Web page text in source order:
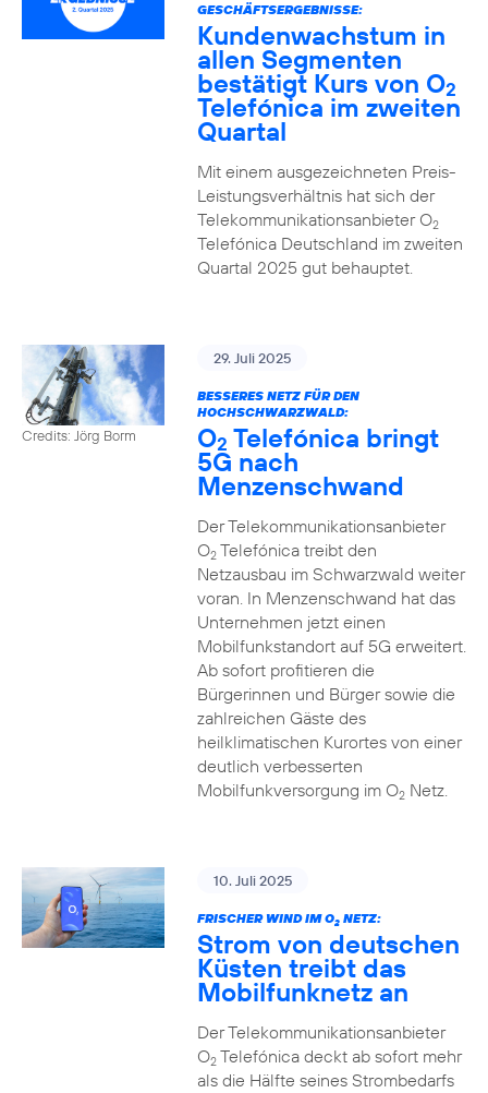
GESCHÄFTSERGEBNISSE:
Kundenwachstum in
allen Segmenten
bestätigt Kurs von O2
Telefónica im zweiten
Quartal
Mit einem ausgezeichneten Preis-
Leistungsverhältnis hat sich der
Telekommunikationsanbieter O2
Telefónica Deutschland im zweiten
Quartal 2025 gut behauptet.
Credits: Jörg Borm
29. Juli 2025
BESSERES NETZ FÜR DEN
HOCHSCHWARZWALD:
O2 Telefónica bringt
5G nach
Menzenschwand
Der Telekommunikationsanbieter
O2Telefónica treibt den
Netzausbau im Schwarzwald weiter
voran. In Menzenschwand hat das
Unternehmen jetzt einen
Mobilfunkstandort auf 5G erweitert.
Ab sofort profitieren die
Bürgerinnen und Bürger sowie die
zahlreichen Gäste des
heilklimatischen Kurortes von einer
deutlich verbesserten
Mobilfunkversorgung im O2Netz.
10. Juli 2025
FRISCHER WIND IM O2NETZ:
Strom von deutschen
Küsten treibt das
Mobilfunknetz an
Der Telekommunikationsanbieter
O2Telefónica deckt ab sofort mehr
als die Hälfte seines Strombedarfs